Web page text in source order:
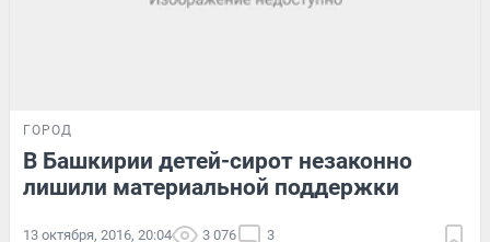
ГОРОД
В Башкирии детей-сирот незаконно
лишили материальной поддержки
13 октября, 2016, 20:04 3 076 3